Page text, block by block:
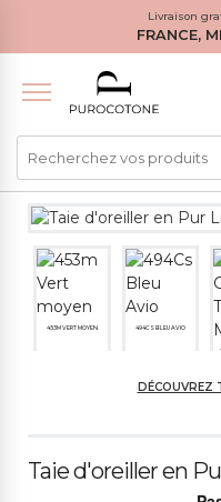
Livraison
FRANCE,
453M VERT MOYEN 494CS BLEU AVIO
DÉCOUVREZ
Taie d'oreiller en